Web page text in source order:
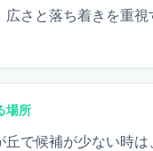
広さと落ち着きを重視
場所
丘で候補が少ない時は